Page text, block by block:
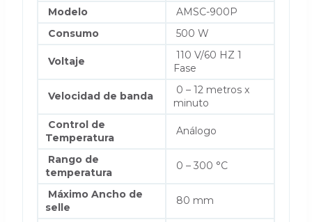
Modelo
AMSC-900P
Consumo
500 W
Voltaje
110 V/60 HZ 1
Fase
Velocidad de banda
0 – 12 metros x
minuto
Control de
Temperatura
Análogo
Rango de
temperatura
0 – 300 °C
Máximo Ancho de
selle
80 mm